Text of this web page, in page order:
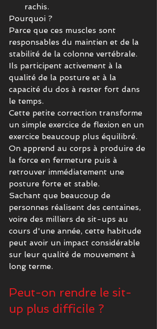
rachis.
Pourquoi ?
Parce que ces muscles sont
responsables du maintien et de la
stabilité de la colonne vertébrale.
Ils participent activement à la
qualité de la posture et à la
capacité du dos à rester fort dans
le temps.
Cette petite correction transforme
un simple exercice de flexion en un
exercice beaucoup plus équilibré.
On apprend au corps à produire de
la force en fermeture puis à
retrouver immédiatement une
posture forte et stable.
Sachant que beaucoup de
personnes réalisent des centaines,
voire des milliers de sit-ups au
cours d'une année, cette habitude
peut avoir un impact considérable
sur leur qualité de mouvement à
long terme.
Peut-on rendre le sit-
up plus difficile ?